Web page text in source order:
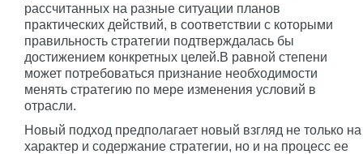
рассчитанных на разные ситуации планов
практических действий, в соответствии с которыми
правильность стратегии подтверждалась бы
достижением конкретных целей.В равной степени
может потребоваться признание необходимости
менять стратегию по мере изменения условий в
отрасли.
Новый подход предполагает новый взгляд не только на
характер и содержание стратегии, но и на процесс ее